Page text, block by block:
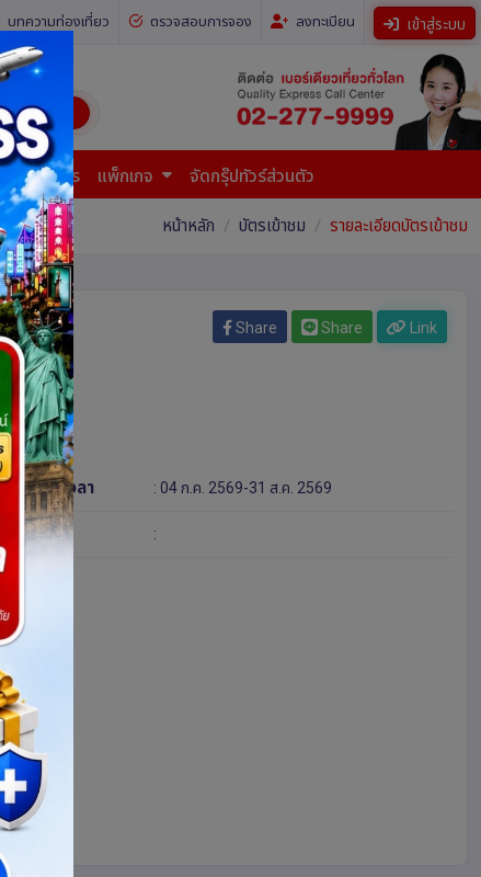
บทความท่องเที่ยว ตรวจสอบการจอง ลงทะเบียน เข้าสู่ระบบ
ทั่วโลก)
รยื่นเอกสาร แพ็กเกจ จัดกรุ๊ปทัวร์ส่วนตัว
หน้าหลัก บัตรเข้าชม รายละเอียดบัตรเข้าชม
Share Share Link
ระยะเวลา : 04 ก.ค. 2569-31 ส.ค. 2569
โดย :